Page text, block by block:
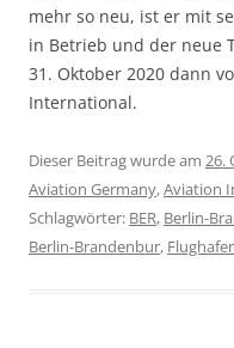
mehr so neu, ist er mit
in Betrieb und der neue
31. Oktober 2020 dann
International.
Dieser Beitrag wurde am 26.
Aviation Germany,Aviation
Schlagwörter: BER, Berlin-
Berlin-Brandenbur,